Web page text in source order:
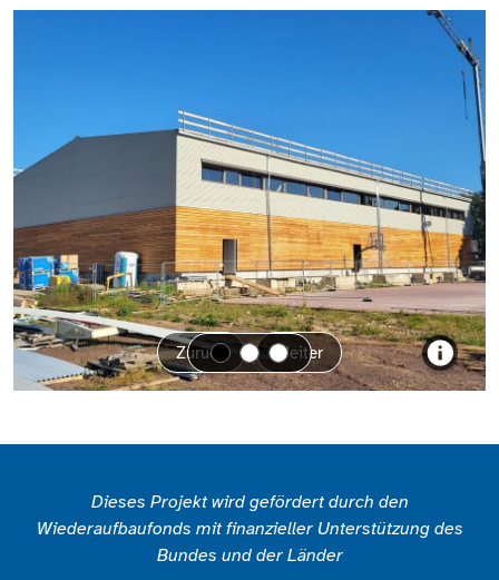
Zurück Weiter
Dieses Projekt wird gefördert durch den
Wiederaufbaufonds mit finanzieller Unterstützung des
Bundes und der Länder